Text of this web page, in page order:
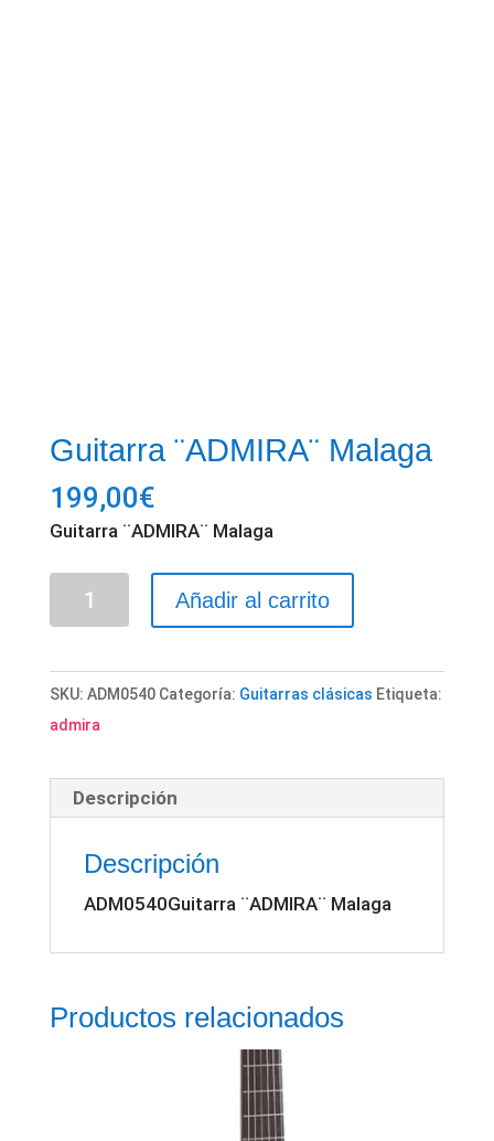
Guitarra ¨ADMIRA¨ Malaga
199,00€
Guitarra ¨ADMIRA¨ Malaga
Guitarra
Añadir al carrito
SKU: ADM0540 Categoría: Guitarras clásicas Etiqueta:
admira
Descripción
Descripción
ADM0540Guitarra ¨ADMIRA¨ Malaga
Productos relacionados